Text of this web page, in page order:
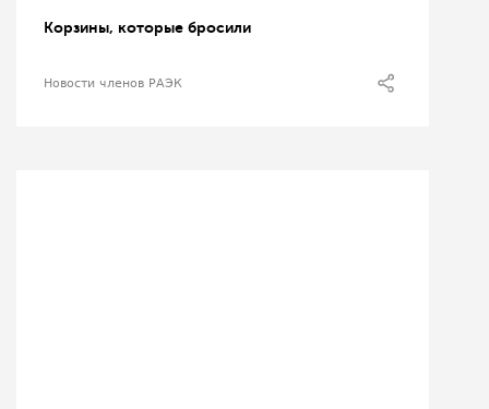
Корзины, которые бросили
Новости членов РАЭК